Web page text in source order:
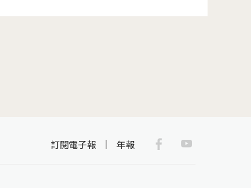
訂閱電子報 年報